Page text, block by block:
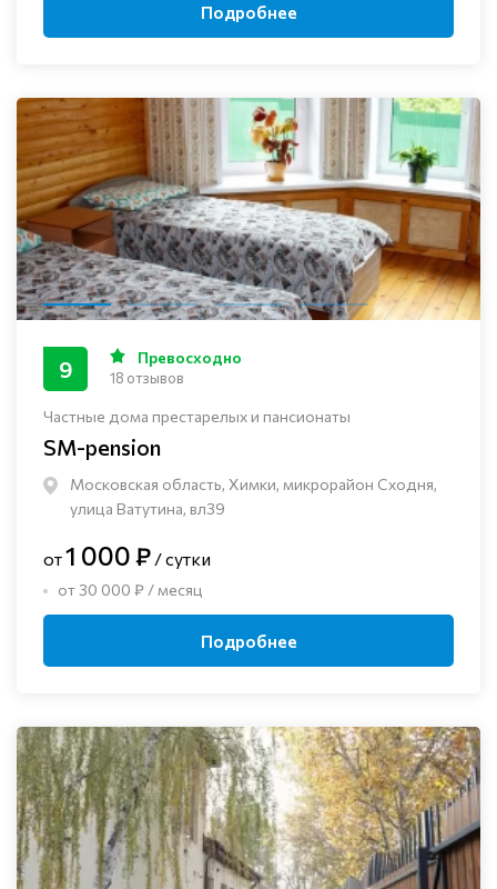
Подробнее
Частные дома престарелых и пансионаты
SM-pension
Московская область, Химки, микрорайон Сходня,
улица Ватутина, вл39
9 Превосходно
18 отзывов
от1 000 ₽ / сутки
от 30 000 ₽ / месяц
Подробнее